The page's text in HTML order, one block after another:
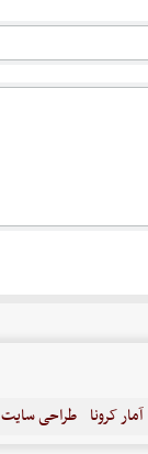
آمار کرونا طراحی سایت